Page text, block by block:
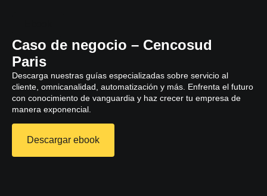
Caso de negocio – Cencosud
Paris
Descarga nuestras guías especializadas sobre servicio al
cliente, omnicanalidad, automatización y más. Enfrenta el futuro
con conocimiento de vanguardia y haz crecer tu empresa de
manera exponencial.
Descargar ebook